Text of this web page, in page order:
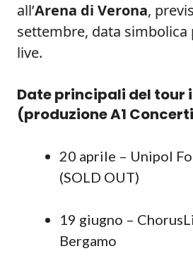
all’Arena di Verona,
settembre, data simbolica
live.
Date principali del tour
(produzioneA1 Concerti
20 aprile – Unipol
(SOLD OUT)
19 giugno –
Bergamo